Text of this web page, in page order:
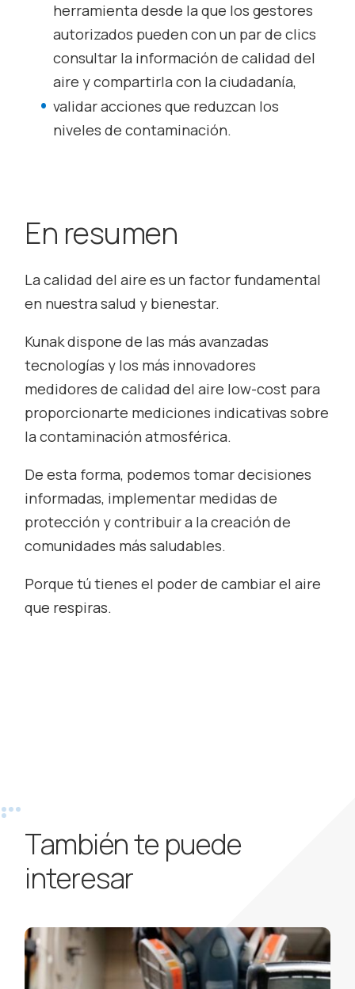
herramienta desde la que los gestores
autorizados pueden con un par de clics
consultar la información de calidad del
aire y compartirla con la ciudadanía,
validar acciones que reduzcan los
niveles de contaminación.
En resumen
La calidad del aire es un factor fundamental
en nuestra salud y bienestar.
Kunak dispone de las más avanzadas
tecnologías y los más innovadores
medidores de calidad del aire low-cost para
proporcionarte mediciones indicativas sobre
la contaminación atmosférica.
De esta forma, podemos tomar decisiones
informadas, implementar medidas de
protección y contribuir a la creación de
comunidades más saludables.
Porque tú tienes el poder de cambiar el aire
que respiras.
También te puede
interesar